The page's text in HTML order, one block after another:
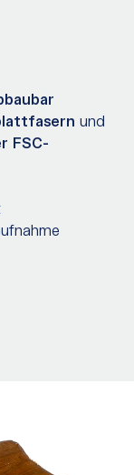
und
FSC-